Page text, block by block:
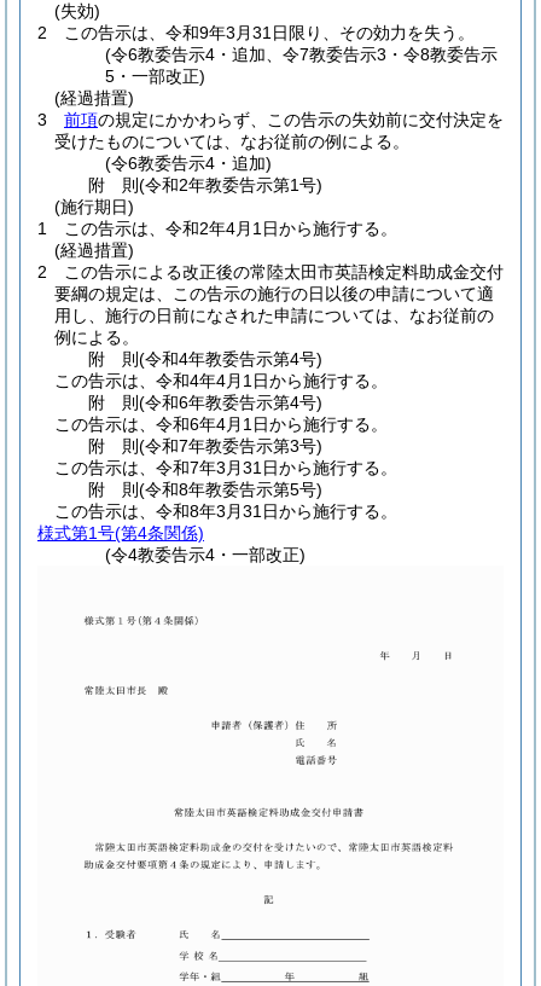
(失効)
2
この告示は、令和9年3月31日限り、その効力を失う。
(令6教委告示4・追加、令7教委告示3・令8教委告示
5・一部改正)
(経過措置)
3
前項の規定にかかわらず、この告示の失効前に交付決定を
受けたものについては、なお従前の例による。
(令6教委告示4・追加)
附 則(令和2年教委告示第1号)
(施行期日)
1
この告示は、令和2年4月1日から施行する。
(経過措置)
2
この告示による改正後の常陸太田市英語検定料助成金交付
要綱の規定は、この告示の施行の日以後の申請について適
用し、施行の日前になされた申請については、なお従前の
例による。
附 則(令和4年教委告示第4号)
この告示は、令和4年4月1日から施行する。
附 則(令和6年教委告示第4号)
この告示は、令和6年4月1日から施行する。
附 則(令和7年教委告示第3号)
この告示は、令和7年3月31日から施行する。
附 則(令和8年教委告示第5号)
この告示は、令和8年3月31日から施行する。
様式第1号(第4条関係)
(令4教委告示4・一部改正)